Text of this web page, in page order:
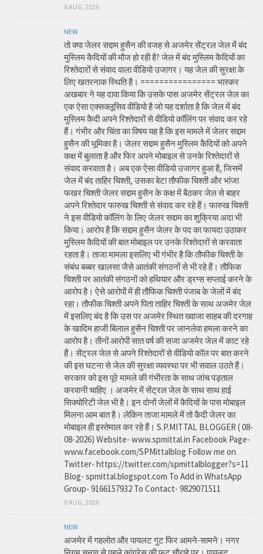
8 AUG, 2026
NEW
तो क्या जेलर सद्दाम हुसैन की वजह से अजमेर सेंट्रल जेल में बंद
मुस्लिम कैदियों की मौज हो रही है? जेल में बंद मुस्लिम कैदियों का
रिश्तेदारों से संवाद वाला वीडियो उजागर। यह जेल की सुरक्षा के
लिए खतरनाक स्थिति है। ================ भास्कर
अखबार ने यह दावा किया कि उसके पास अजमेर सेंट्रल जेल का
एक ऐसा एक्सक्लूसिव वीडियो है जो यह दर्शाता है कि जेल में बंद
मुस्लिम कैदी अपने रिश्तेदारों से वीडियो कॉलिंग पर संवाद कर रहे
हैं। गंभीर और चिंता का विषय यह है कि इस मामले में जेलर सद्दाम
हुसैन की भूमिका है। जेलर सद्दाम हुसैन मुस्लिम कैदियों को अपने
कक्ष में बुलाता है और फिर अपने मोबाइल से उनके रिश्तेदारों से
संवाद करवाता है। अब एक ऐसा वीडियो उजागर हुआ है, जिसमें
जेल में बंद ताहिर चिश्ती, उसका बेटा तौफीक चिश्ती और भांजा
फखर चिश्ती जेलर सद्दाम हुसैन के कक्ष में बैठकर जेल से बाहर
अपने रिश्तेदार फारुख चिश्ती से संवाद कर रहे हैं। फारुख चिश्ती
ने इस वीडियो कॉलिंग के लिए जेलर सद्दाम का शुक्रिया अदा भी
किया। आरोप है कि सद्दाम हुसैन जेलर के पद का फायदा उठाकर
मुस्लिम कैदियों की बात मोबाइल पर उनके रिश्तेदारों से करवाता
रहता है। ताजा मामला इसलिए भी गंभीर है कि तौफीक चिश्ती के
संबंध बब्बर खालसा जैसे आतंकी संगठनों से भी रहे हैं। तौफिक
चिश्ती पर आतंकी संगठनों को हथियार और ड्रग्स सप्लाई करने के
आरोप है। ऐसे आरोपों में ही तौफिक चिश्ती पंजाब के जेलों में बंद
रहा। तौफीक चिश्ती अपने पिता ताहिर चिश्ती के साथ अजमेर जेल
में इसलिए बंद है कि उस पर अजमेर स्थित ख्वाजा साहब की दरगाह
के खादिम हाजी बिलाल हुसैन चिश्ती पर जानलेवा हमला करने का
आरोप है। तीनों आरोपी सात वर्ष की सजा अजमेर जेल में काट रहे
हैं। सेंट्रल जेल से अपने रिश्तेदारों से वीडियो कॉल पर बात करने
की इस घटना से जेल की सुरक्षा व्यवस्था पर भी सवाल उठते हैं।
सरकार को इस पूरे मामले की गंभीरता के साथ जांच पड़ताल
करवानी चाहिए । अजमेर में सेंट्रल जेल के साथ साथ हाई
सिक्योरिटी जेल भी है। इन दोनों जेलों में कैदियों के पास मोबाइल
मिलना आम बात है। लेकिन ताजा मामले में तो कैदी जेलर का
मोबाइल ही इस्तेमाल कर रहे हैं। S.P.MITTAL BLOGGER ( 08-
08-2026) Website- www.spmittal.in Facebook Page-
www.facebook.com/SPMittalblog Follow me on
Twitter- https://twitter.com/spmittalblogger?s=11
Blog- spmittal.blogspot.com To Add in WhatsApp
Group- 9166157932 To Contact- 9829071511
8 AUG, 2026
NEW
अजमेर में गहलोत और पायलट गुट फिर आमने-सामने। नगर